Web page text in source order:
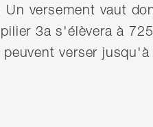
versement vaut
3a s'élèvera à
verser